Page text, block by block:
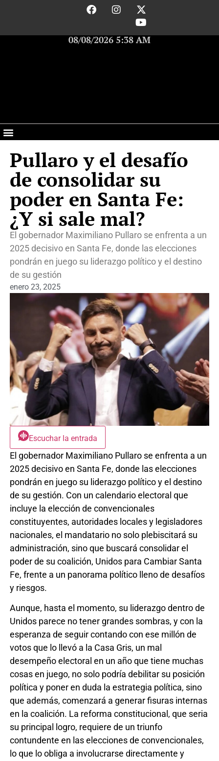
08/08/2026 5:38 AM
Pullaro y el desafío
de consolidar su
poder en Santa Fe:
¿Y si sale mal?
El gobernador Maximiliano Pullaro se enfrenta a un
2025 decisivo en Santa Fe, donde las elecciones
pondrán en juego su liderazgo político y el destino
de su gestión
enero 23, 2025
Escuchar la entrada
El gobernador Maximiliano Pullaro se enfrenta a un
2025 decisivo en Santa Fe, donde las elecciones
pondrán en juego su liderazgo político y el destino
de su gestión. Con un calendario electoral que
incluye la elección de convencionales
constituyentes, autoridades locales y legisladores
nacionales, el mandatario no solo plebiscitará su
administración, sino que buscará consolidar el
poder de su coalición, Unidos para Cambiar Santa
Fe, frente a un panorama político lleno de desafíos
y riesgos.
Aunque, hasta el momento, su liderazgo dentro de
Unidos parece no tener grandes sombras, y con la
esperanza de seguir contando con ese millón de
votos que lo llevó a la Casa Gris, un mal
desempeño electoral en un año que tiene muchas
cosas en juego, no solo podría debilitar su posición
política y poner en duda la estrategia política, sino
que además, comenzará a generar fisuras internas
en la coalición. La reforma constitucional, que seria
su principal logro, requiere de un triunfo
contundente en las elecciones de convencionales,
lo que lo obliga a involucrarse directamente y